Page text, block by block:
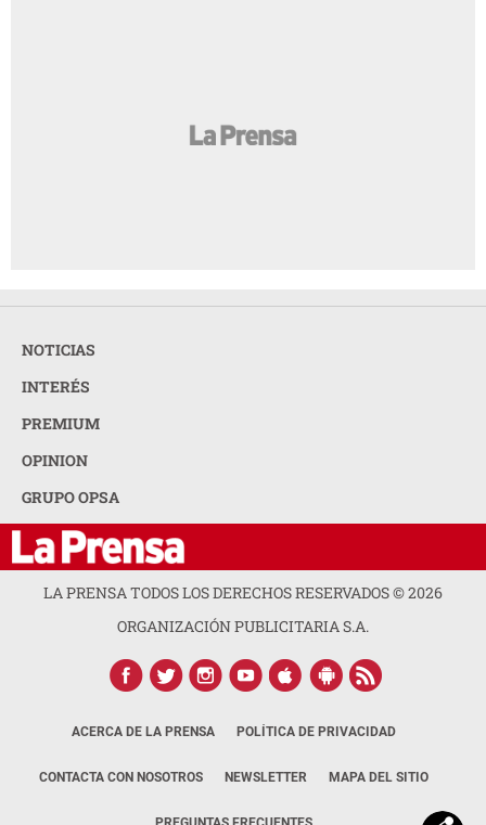
NOTICIAS
INTERÉS
PREMIUM
OPINION
GRUPO OPSA
LA PRENSA TODOS LOS DERECHOS RESERVADOS ©2026
ORGANIZACIÓN PUBLICITARIA S.A.
ACERCA DE LA PRENSA POLÍTICA DE PRIVACIDAD
CONTACTA CON NOSOTROS NEWSLETTER MAPA DEL SITIO